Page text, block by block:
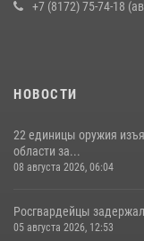
24 июля 2026, 07:32
+7 (8172) 75-74-18
НОВОСТИ
22 единицы оружия
области за...
08 августа 2026, 06:04
Росгвардейцы
05 августа 2026, 12:53